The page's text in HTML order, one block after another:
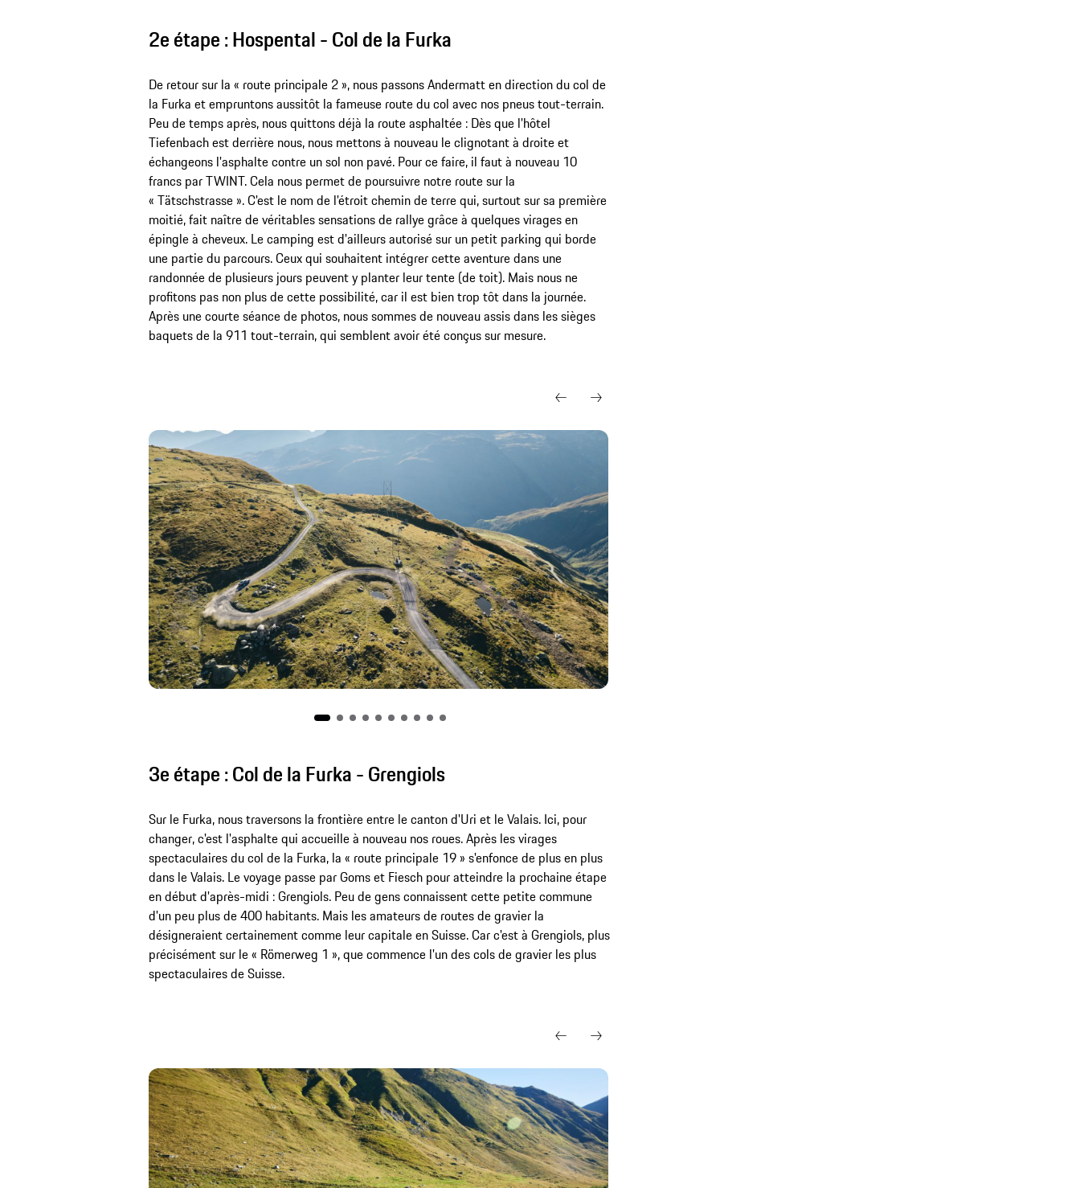
2e étape : Hospental - Col de la Furka
De retour sur la « route principale 2 », nous passons Andermatt en direction du col de
la Furka et empruntons aussitôt la fameuse route du col avec nos pneus tout-terrain.
Peu de temps après, nous quittons déjà la route asphaltée : Dès que l'hôtel
Tiefenbach est derrière nous, nous mettons à nouveau le clignotant à droite et
échangeons l'asphalte contre un sol non pavé. Pour ce faire, il faut à nouveau 10
francs par TWINT. Cela nous permet de poursuivre notre route sur la
« Tätschstrasse ». C'est le nom de l'étroit chemin de terre qui, surtout sur sa première
moitié, fait naître de véritables sensations de rallye grâce à quelques virages en
épingle à cheveux. Le camping est d'ailleurs autorisé sur un petit parking qui borde
une partie du parcours. Ceux qui souhaitent intégrer cette aventure dans une
randonnée de plusieurs jours peuvent y planter leur tente (de toit). Mais nous ne
profitons pas non plus de cette possibilité, car il est bien trop tôt dans la journée.
Après une courte séance de photos, nous sommes de nouveau assis dans les sièges
baquets de la 911 tout-terrain, qui semblent avoir été conçus sur mesure.
3e étape : Col de la Furka - Grengiols
Sur le Furka, nous traversons la frontière entre le canton d'Uri et le Valais. Ici, pour
changer, c'est l'asphalte qui accueille à nouveau nos roues. Après les virages
spectaculaires du col de la Furka, la « route principale 19 » s'enfonce de plus en plus
dans le Valais. Le voyage passe par Goms et Fiesch pour atteindre la prochaine étape
en début d'après-midi : Grengiols. Peu de gens connaissent cette petite commune
d'un peu plus de 400 habitants. Mais les amateurs de routes de gravier la
désigneraient certainement comme leur capitale en Suisse. Car c'est à Grengiols, plus
précisément sur le « Römerweg 1 », que commence l'un des cols de gravier les plus
spectaculaires de Suisse.